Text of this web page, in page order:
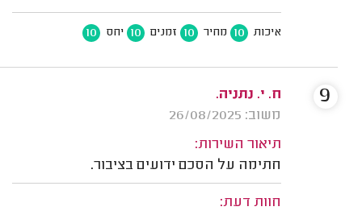
איכות 10 מחיר 10 זמנים 10 יחס 10
ח. י. נתניה.
משוב: 26/08/2025
תיאור השירות:
חתימה על הסכם ידועים בציבור.
חוות דעת:
9